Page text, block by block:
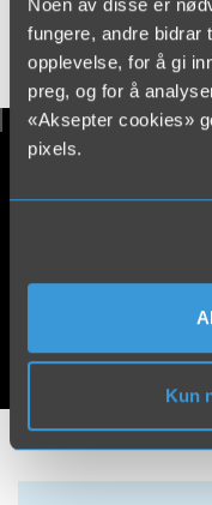
fungere, andre bidrar
opplevelse, for å gi
preg, og for å
«Aksepter cookies»
pixels.
Kun
og forskriftsmessig
engangsjobb eller en